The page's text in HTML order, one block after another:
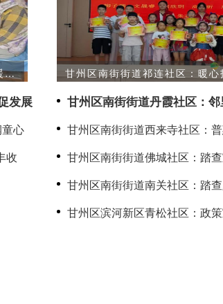
民
发展
心
稳丰收
甘州区南街街道祁连社区：暖
甘州区南街街道丹霞社区：
调解化干戈
甘州区南街街道西来寺社区：
守护伴成长
甘州区南街街道佛城社区：踏
铲毒守护净土
甘州区南街街道南关社区：踏
毒守净土
甘州区滨河新区青松社区：政